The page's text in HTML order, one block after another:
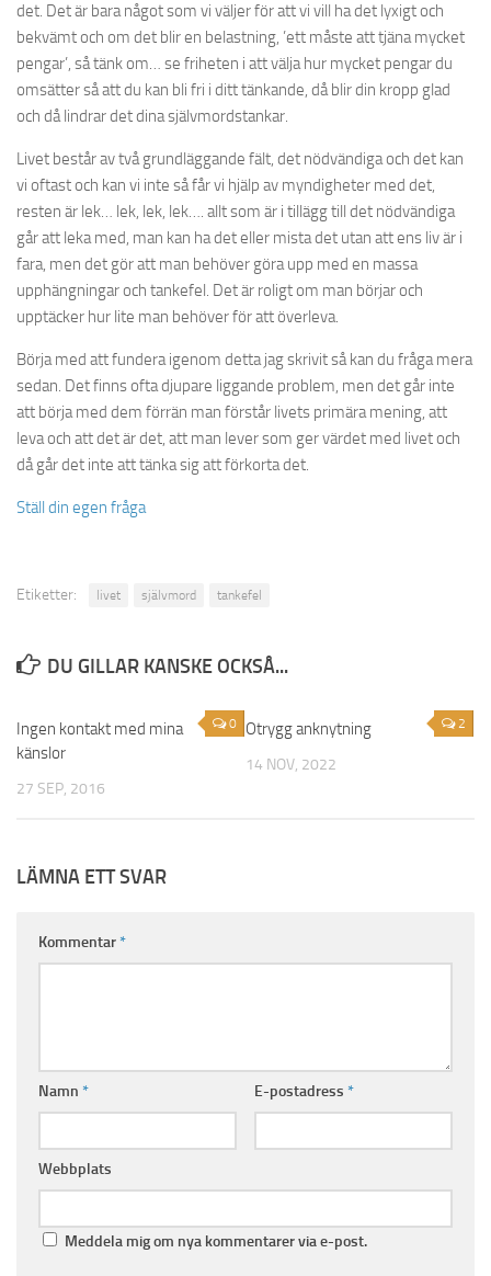
det. Det är bara något som vi väljer för att vi vill ha det lyxigt och
bekvämt och om det blir en belastning, ’ett måste att tjäna mycket
pengar’, så tänk om… se friheten i att välja hur mycket pengar du
omsätter så att du kan bli fri i ditt tänkande, då blir din kropp glad
och då lindrar det dina självmordstankar.
Livet består av två grundläggande fält, det nödvändiga och det kan
vi oftast och kan vi inte så får vi hjälp av myndigheter med det,
resten är lek… lek, lek, lek…. allt som är i tillägg till det nödvändiga
går att leka med, man kan ha det eller mista det utan att ens liv är i
fara, men det gör att man behöver göra upp med en massa
upphängningar och tankefel. Det är roligt om man börjar och
upptäcker hur lite man behöver för att överleva.
Börja med att fundera igenom detta jag skrivit så kan du fråga mera
sedan. Det finns ofta djupare liggande problem, men det går inte
att börja med dem förrän man förstår livets primära mening, att
leva och att det är det, att man lever som ger värdet med livet och
då går det inte att tänka sig att förkorta det.
Ställ din egen fråga
Etiketter: livet självmord tankefel
DU GILLAR KANSKE OCKSÅ...
0
Ingen kontakt med mina
känslor
27 SEP, 2016
2
Otrygg anknytning
14 NOV, 2022
LÄMNA ETT SVAR
Kommentar*
Namn * E-postadress *
Webbplats
Meddela mig om nya kommentarer via e-post.